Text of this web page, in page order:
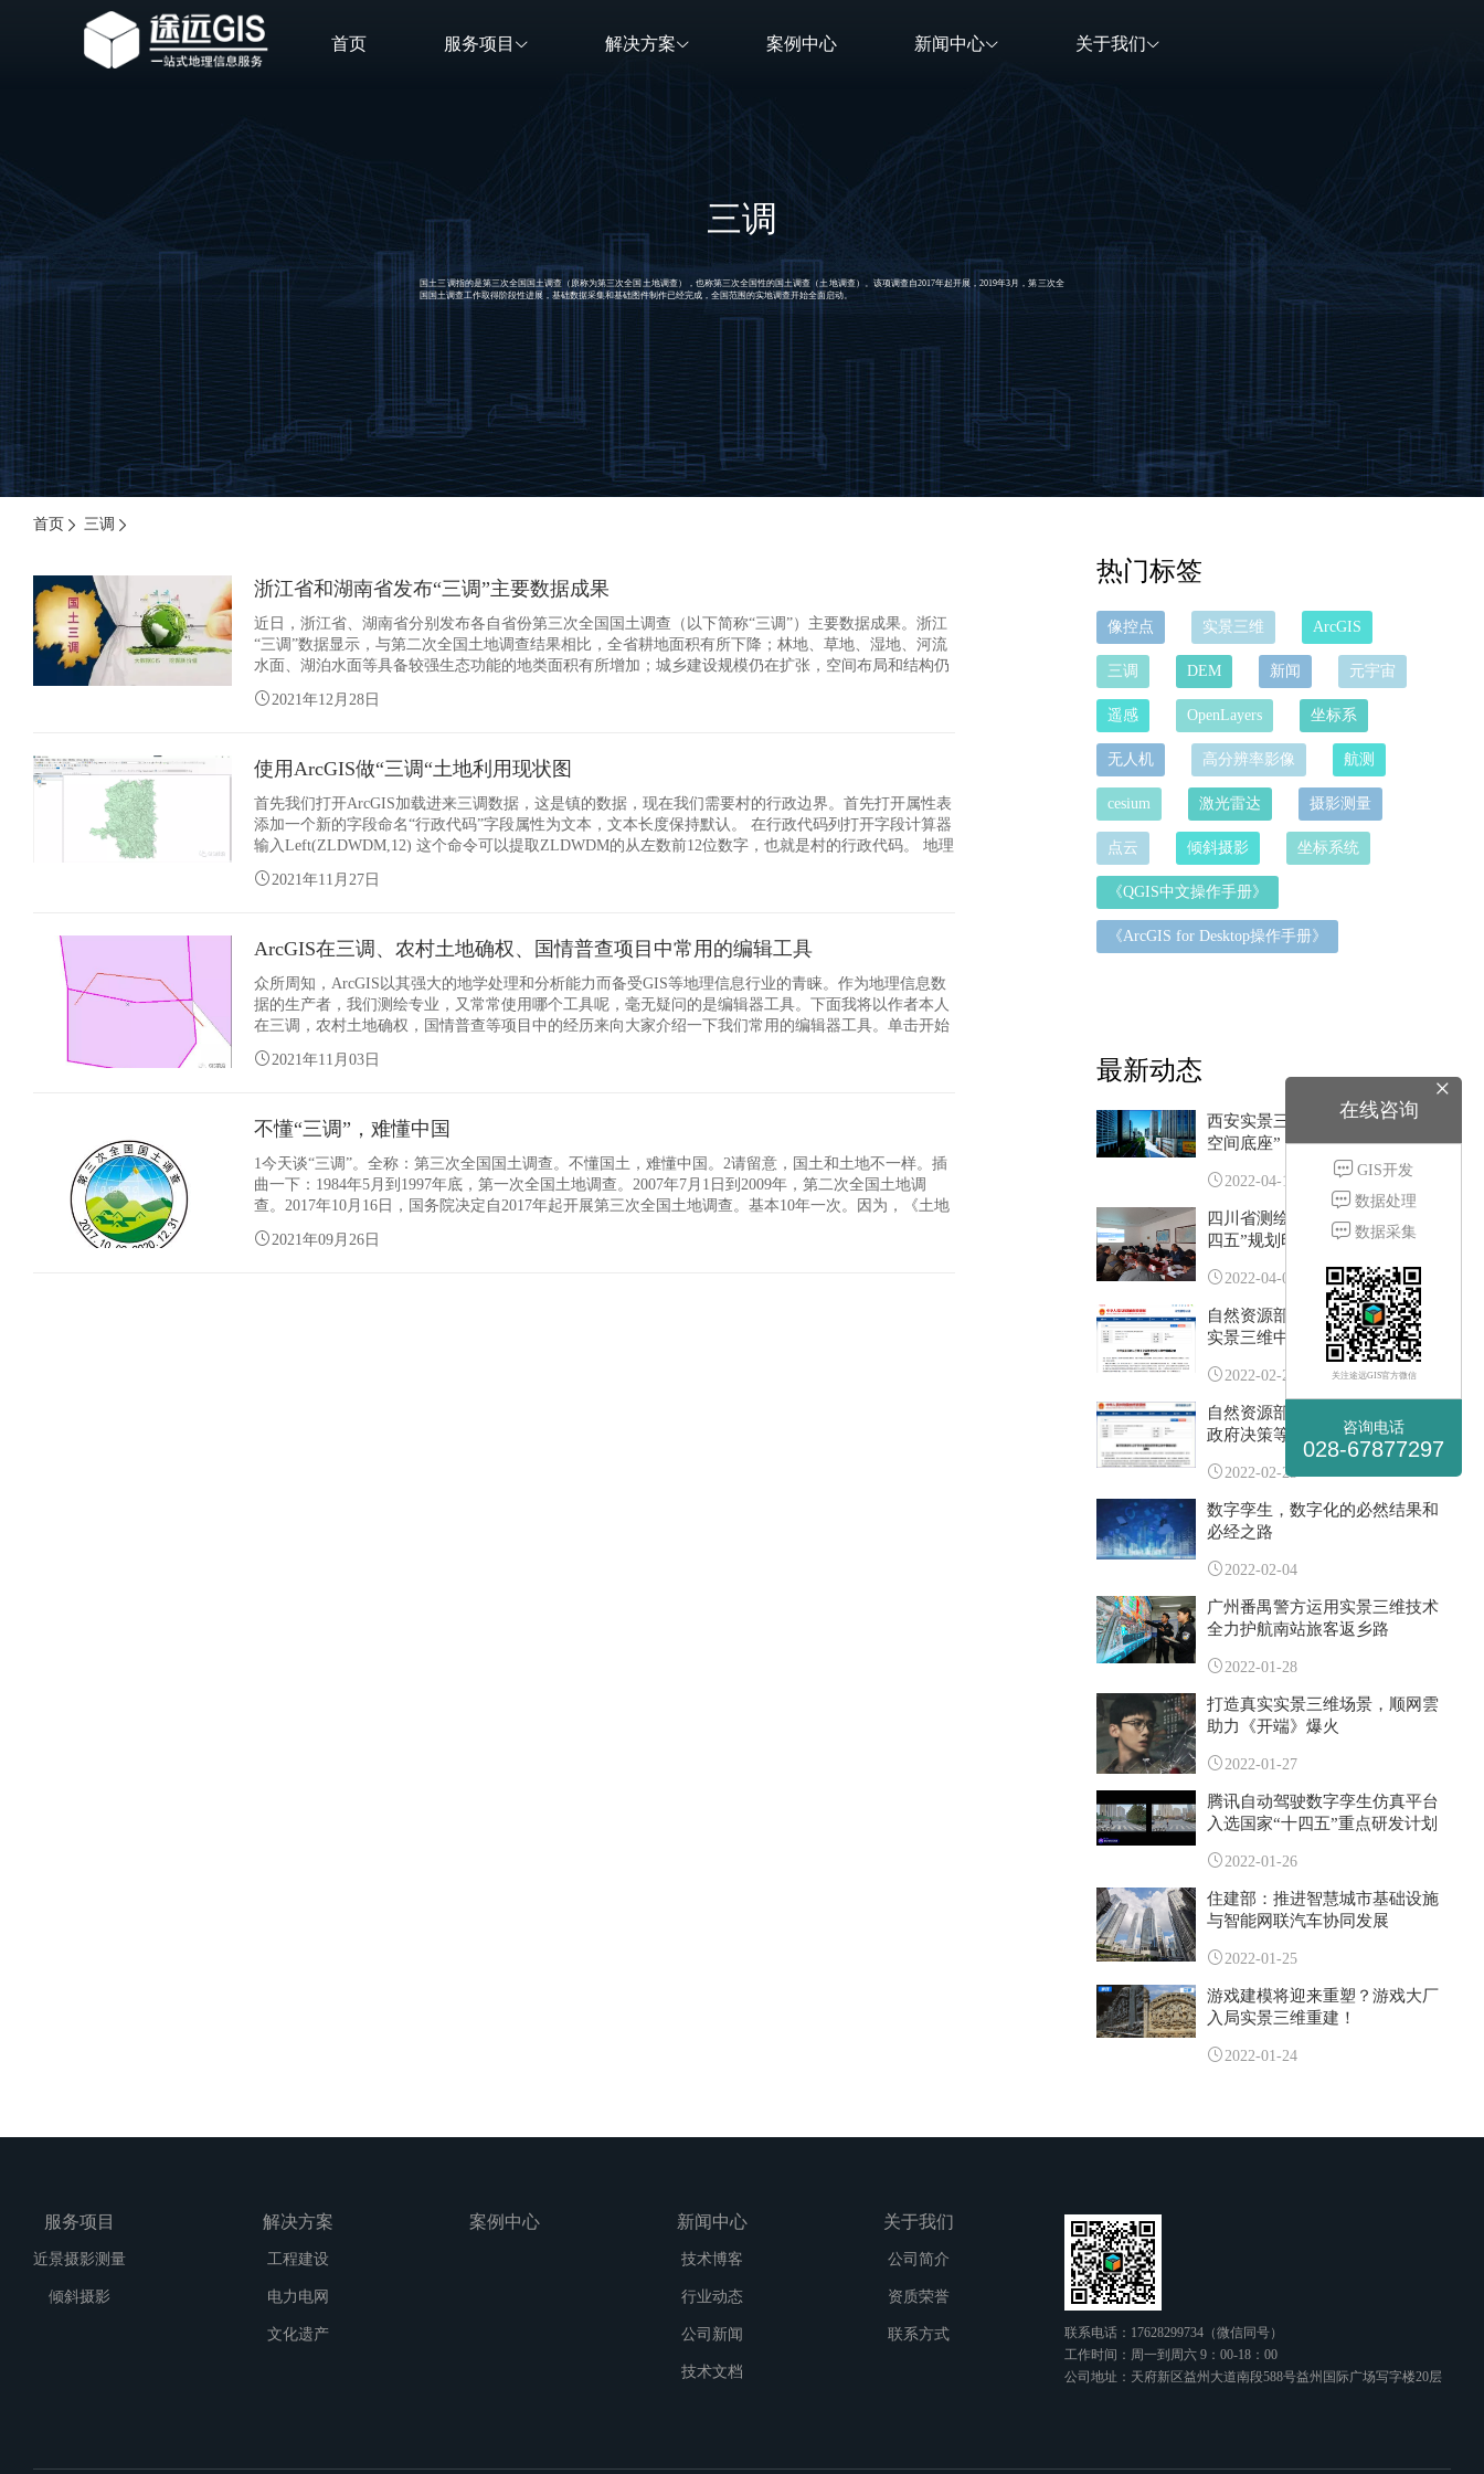
首页 服务项目 解决方案 案例中心 新闻中心 关于我们
三调
国土三调指的是第三次全国国土调查（原称为第三次全国土地调查），也称第三次全国性的国土调查（土地调查）。该项调查自2017年起开展，2019年3月，第三次全
国国土调查工作取得阶段性进展，基础数据采集和基础图件制作已经完成，全国范围的实地调查开始全面启动。
首页 三调
浙江省和湖南省发布“三调”主要数据成果
近日，浙江省、湖南省分别发布各自省份第三次全国国土调查（以下简称“三调”）主要数据成果。浙江
“三调”数据显示，与第二次全国土地调查结果相比，全省耕地面积有所下降；林地、草地、湿地、河流
水面、湖泊水面等具备较强生态功能的地类面积有所增加；城乡建设规模仍在扩张，空间布局和结构仍
2021年12月28日
使用ArcGIS做“三调“土地利用现状图
首先我们打开ArcGIS加载进来三调数据，这是镇的数据，现在我们需要村的行政边界。首先打开属性表
添加一个新的字段命名“行政代码”字段属性为文本，文本长度保持默认。 在行政代码列打开字段计算器
输入Left(ZLDWDM,12) 这个命令可以提取ZLDWDM的从左数前12位数字，也就是村的行政代码。 地理
2021年11月27日
ArcGIS在三调、农村土地确权、国情普查项目中常用的编辑工具
众所周知，ArcGIS以其强大的地学处理和分析能力而备受GIS等地理信息行业的青睐。作为地理信息数
据的生产者，我们测绘专业，又常常使用哪个工具呢，毫无疑问的是编辑器工具。下面我将以作者本人
在三调，农村土地确权，国情普查等项目中的经历来向大家介绍一下我们常用的编辑器工具。单击开始
2021年11月03日
不懂“三调”，难懂中国
1今天谈“三调”。全称：第三次全国国土调查。不懂国土，难懂中国。2请留意，国土和土地不一样。插
曲一下：1984年5月到1997年底，第一次全国土地调查。2007年7月1日到2009年，第二次全国土地调
查。2017年10月16日，国务院决定自2017年起开展第三次全国土地调查。基本10年一次。因为，《土地
2021年09月26日
热门标签
像控点 实景三维 ArcGIS
三调 DEM 新闻 元宇宙
遥感 OpenLayers 坐标系
无人机 高分辨率影像 航测
cesium 激光雷达 摄影测量
点云 倾斜摄影 坐标系统
《QGIS中文操作手册》
《ArcGIS for Desktop操作手册》
最新动态
西安实景三维搭建智慧城市“数字
空间底座”
2022-04-10
四川省测绘地理信息科技创新“十
四五”规划印发
2022-04-02
自然资源部办公厅关于全面推进
实景三维中国建设的通知
2022-02-25
自然资源部：到2025年 50%以上
政府决策等可通过线上实景三维
2022-02-25
数字孪生，数字化的必然结果和
必经之路
2022-02-04
广州番禺警方运用实景三维技术
全力护航南站旅客返乡路
2022-01-28
打造真实实景三维场景，顺网雲
助力《开端》爆火
2022-01-27
腾讯自动驾驶数字孪生仿真平台
入选国家“十四五”重点研发计划
2022-01-26
住建部：推进智慧城市基础设施
与智能网联汽车协同发展
2022-01-25
游戏建模将迎来重塑？游戏大厂
入局实景三维重建！
2022-01-24
联系电话：17628299734（微信同号）
工作时间：周一到周六 9：00-18：00
公司地址：天府新区益州大道南段588号益州国际广场写字楼20层
服务项目
近景摄影测量
倾斜摄影
解决方案
工程建设
电力电网
文化遗产
案例中心 新闻中心
技术博客
行业动态
公司新闻
技术文档
关于我们
公司简介
资质荣誉
联系方式
在线咨询
GIS开发
数据处理
数据采集
关注途远GIS官方微信
咨询电话
028-67877297
×